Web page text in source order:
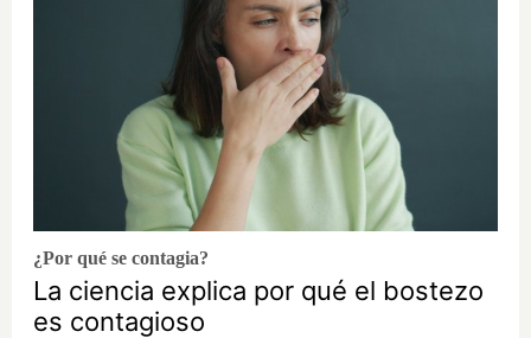
¿Por qué se contagia?
La ciencia explica por qué el bostezo
es contagioso